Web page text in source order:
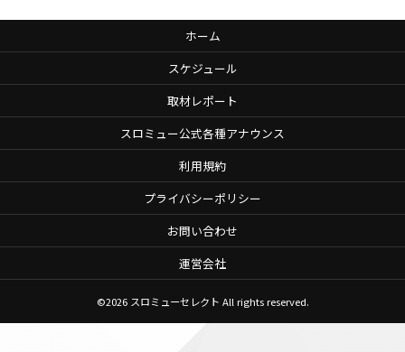
ホーム
スケジュール
取材レポート
スロミュー公式各種アナウンス
利用規約
プライバシーポリシー
お問い合わせ
運営会社
©2026 スロミューセレクト All rights reserved.